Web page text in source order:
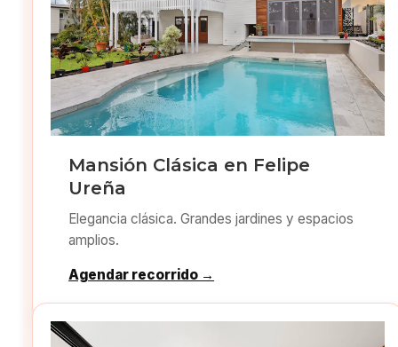
Mansión Clásica en Felipe
Ureña
Elegancia clásica. Grandes jardines y espacios
amplios.
Agendar recorrido →